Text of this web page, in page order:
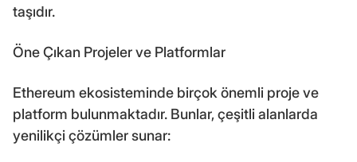
taşıdır.
Öne Çıkan Projeler ve Platformlar
Ethereum ekosisteminde birçok önemli proje ve
platform bulunmaktadır. Bunlar, çeşitli alanlarda
yenilikçi çözümler sunar: